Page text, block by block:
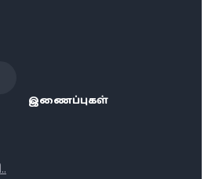
இணைப்புகள்